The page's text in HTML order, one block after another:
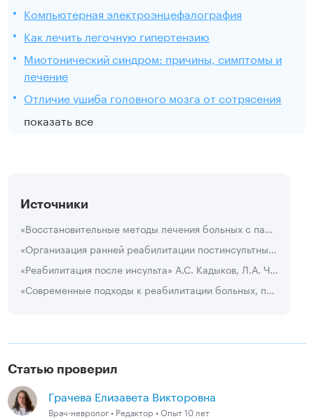
Компьютерная электроэнцефалография
Как лечить легочную гипертензию
Миотонический синдром: причины, симптомы и
лечение
Отличие ушиба головного мозга от сотрясения
показать все
Источники
«Восстановительные методы лечения больных с параличами гортани» А.С. Байжуманова, 2015.
«Организация ранней реабилитации постинсультных больных с двигательным дефицитом» Ф.А. Хабиров, Э.Ф. Рахматуллина, Т.И. Хайбуллин, О.С. Кочергина, Г.И. Ахметова, О.В. Григорьева, А.Р. Вахитова, А.К. Кленков, М.Ф. Ибрагимов, 2011.
«Реабилитация после инсульта» А.С. Кадыков, Л.А. Черникова, Н.В. Шахпаронова, 2004.
«Современные подходы к реабилитации больных, перенесших инсульт» Е.В. Гранатов, Ф.А. Хабиров, Т.И. Хайбуллин, М.Ф. Ибрагимов, 2012.
Статью проверил
Грачева Елизавета Викторовна
Врач-невролог • Редактор • Опыт 10 лет